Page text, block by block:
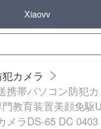
Xiaovv
カメラ
携帯パソコン防犯
教育装置美顔免駆
メラDS-65 DC 0403